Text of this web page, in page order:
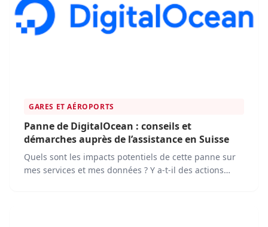
GARES ET AÉROPORTS
Panne de DigitalOcean : conseils et
démarches auprès de l’assistance en Suisse
Quels sont les impacts potentiels de cette panne sur
mes services et mes données ? Y a-t-il des actions